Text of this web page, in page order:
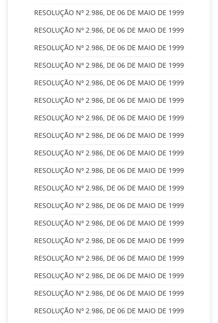
RESOLUÇÃO Nº 2.986, DE 06 DE MAIO DE 1999
RESOLUÇÃO Nº 2.986, DE 06 DE MAIO DE 1999
RESOLUÇÃO Nº 2.986, DE 06 DE MAIO DE 1999
RESOLUÇÃO Nº 2.986, DE 06 DE MAIO DE 1999
RESOLUÇÃO Nº 2.986, DE 06 DE MAIO DE 1999
RESOLUÇÃO Nº 2.986, DE 06 DE MAIO DE 1999
RESOLUÇÃO Nº 2.986, DE 06 DE MAIO DE 1999
RESOLUÇÃO Nº 2.986, DE 06 DE MAIO DE 1999
RESOLUÇÃO Nº 2.986, DE 06 DE MAIO DE 1999
RESOLUÇÃO Nº 2.986, DE 06 DE MAIO DE 1999
RESOLUÇÃO Nº 2.986, DE 06 DE MAIO DE 1999
RESOLUÇÃO Nº 2.986, DE 06 DE MAIO DE 1999
RESOLUÇÃO Nº 2.986, DE 06 DE MAIO DE 1999
RESOLUÇÃO Nº 2.986, DE 06 DE MAIO DE 1999
RESOLUÇÃO Nº 2.986, DE 06 DE MAIO DE 1999
RESOLUÇÃO Nº 2.986, DE 06 DE MAIO DE 1999
RESOLUÇÃO Nº 2.986, DE 06 DE MAIO DE 1999
RESOLUÇÃO Nº 2.986, DE 06 DE MAIO DE 1999